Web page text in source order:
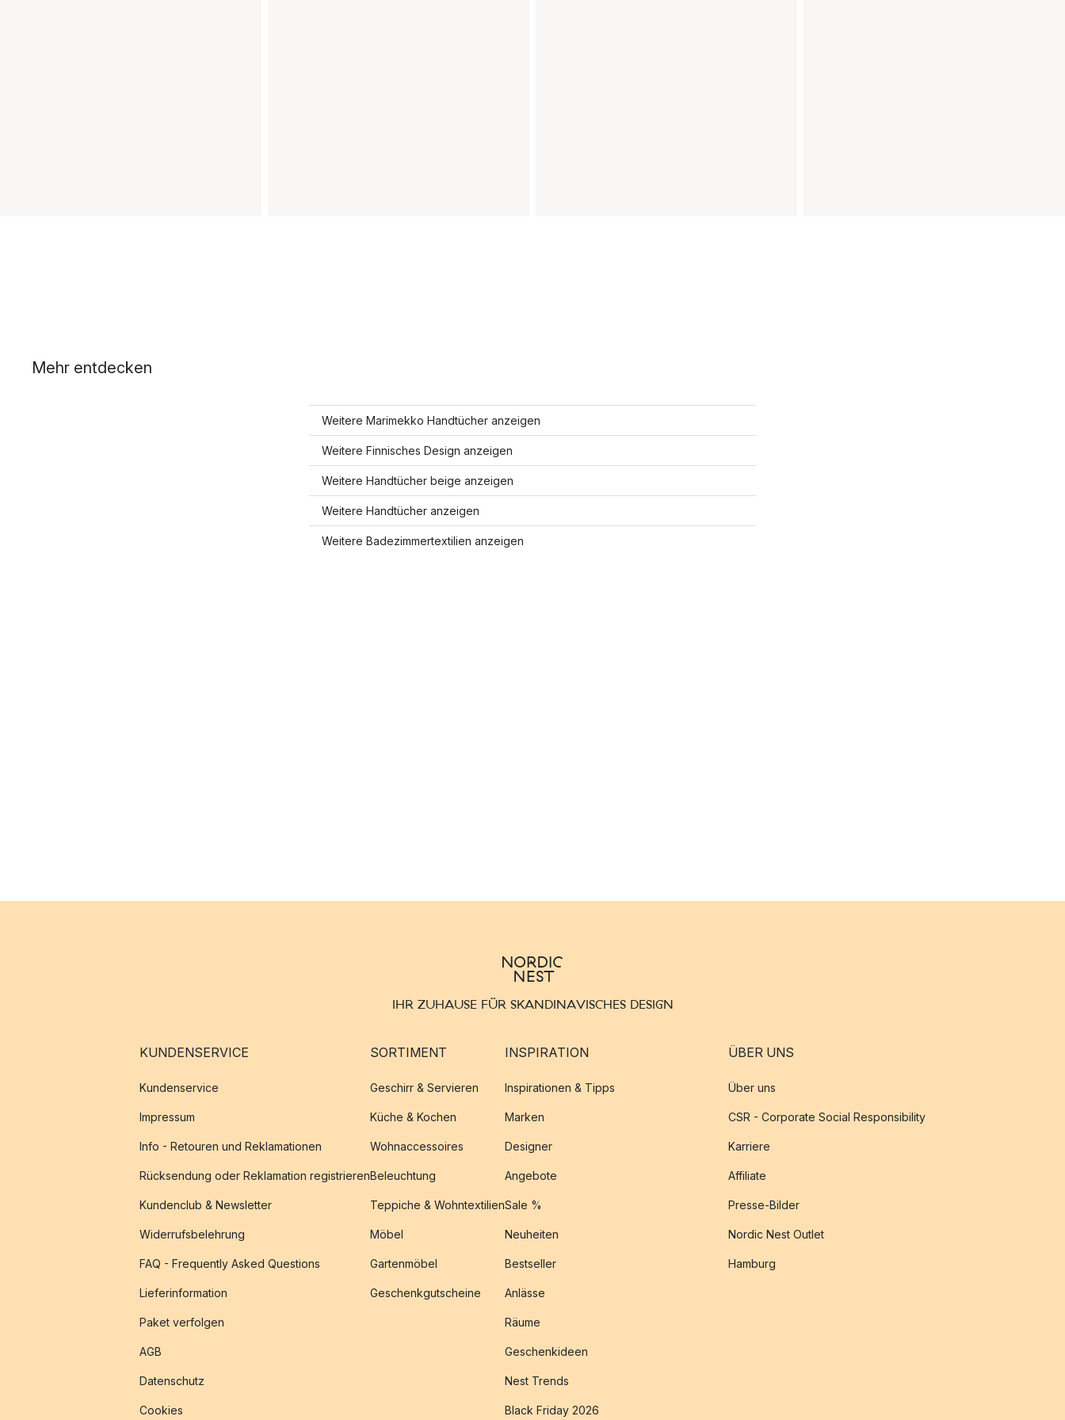
Mehr entdecken
Weitere Marimekko Handtücher anzeigen
Weitere Finnisches Design anzeigen
Weitere Handtücher beige anzeigen
Weitere Handtücher anzeigen
Weitere Badezimmertextilien anzeigen
IHR ZUHAUSE FÜR SKANDINAVISCHES DESIGN
KUNDENSERVICE
Kundenservice
Impressum
Info - Retouren und Reklamationen
Rücksendung oder Reklamation registrieren
Kundenclub & Newsletter
Widerrufsbelehrung
FAQ - Frequently Asked Questions
Lieferinformation
Paket verfolgen
AGB
Datenschutz
Cookies
SORTIMENT
Geschirr & Servieren
Küche & Kochen
Wohnaccessoires
Beleuchtung
Teppiche & Wohntextilien
Möbel
Gartenmöbel
Geschenkgutscheine
INSPIRATION
Inspirationen & Tipps
Marken
Designer
Angebote
Sale %
Neuheiten
Bestseller
Anlässe
Räume
Geschenkideen
Nest Trends
Black Friday 2026
ÜBER UNS
Über uns
CSR - Corporate Social Responsibility
Karriere
Affiliate
Presse-Bilder
Nordic Nest Outlet
Hamburg